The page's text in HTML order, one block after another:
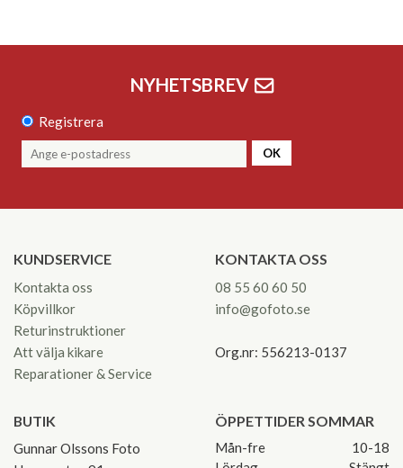
NYHETSBREV
Registrera
OK
KUNDSERVICE
Kontakta oss
Köpvillkor
Returinstruktioner
Att välja kikare
Reparationer & Service
KONTAKTA OSS
08 55 60 60 50
info@gofoto.se
Org.nr: 556213-0137
BUTIK
Gunnar Olssons Foto
ÖPPETTIDER SOMMAR
Mån-fre
10-18